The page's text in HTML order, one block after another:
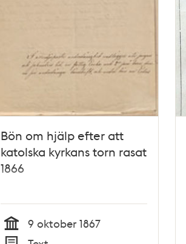
Bön om hjälp efter att
katolska kyrkans torn rasat
1866
Tid
9 oktober 1867